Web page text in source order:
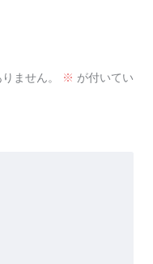
ません。 ※ が付いてい